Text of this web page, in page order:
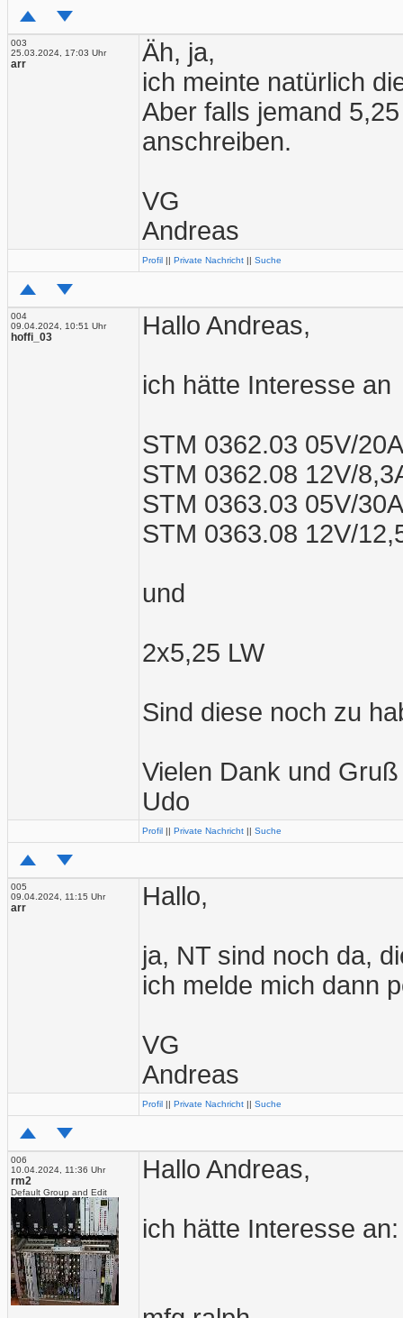
003
25.03.2024, 17:03 Uhr
arr
Äh, ja,
ich meinte natürlich
Aber falls jemand
anschreiben.
VG
Andreas
Profil || Private Nachricht || Suche
004
09.04.2024, 10:51 Uhr
hoffi_03 Hallo Andreas,
ich hätte Interesse an
STM 0362.03 05V/20A
STM 0362.08 12V/
STM 0363.03 05V/30A
STM 0363.08 12V/
und
2x5,25 LW
Sind diese noch zu
Vielen Dank und Gruß
Udo
Profil || Private Nachricht || Suche
005
09.04.2024, 11:15 Uhr
arr Hallo,
ja, NT sind noch da,
ich melde mich dann
VG
Andreas
Profil || Private Nachricht || Suche
006
10.04.2024, 11:36 Uhr
rm2
Default Group and Edit
Hallo Andreas,
ich hätte Interesse